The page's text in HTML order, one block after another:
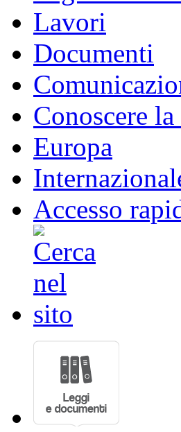
Lavori
Documenti
Conoscere la
Europa
Accesso